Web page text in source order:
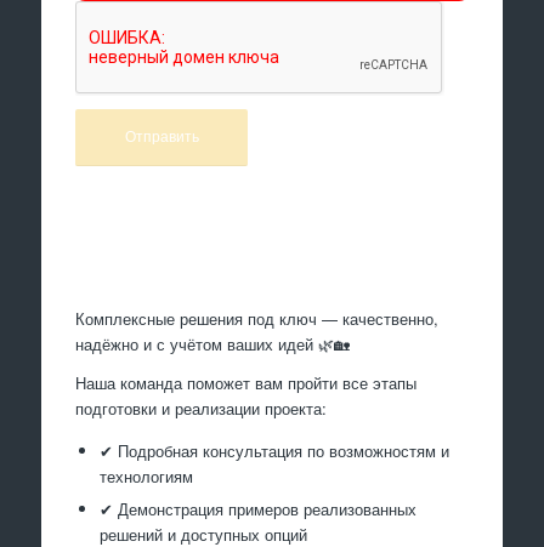
Комплексные решения под ключ — качественно,
надёжно и с учётом ваших идей 🌿🏡
Наша команда поможет вам пройти все этапы
подготовки и реализации проекта:
✔ Подробная консультация по возможностям и
технологиям
✔ Демонстрация примеров реализованных
решений и доступных опций